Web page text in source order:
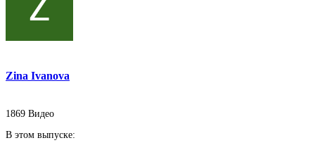
Zina Ivanova
1869 Видео
В этом выпуске: